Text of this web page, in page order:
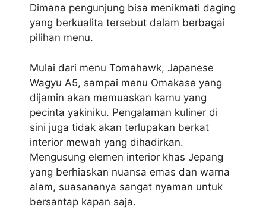
Dimana pengunjung bisa menikmati daging
yang berkualita tersebut dalam berbagai
pilihan menu.
Mulai dari menu Tomahawk, Japanese
Wagyu A5, sampai menu Omakase yang
dijamin akan memuaskan kamu yang
pecinta yakiniku. Pengalaman kuliner di
sini juga tidak akan terlupakan berkat
interior mewah yang dihadirkan.
Mengusung elemen interior khas Jepang
yang berhiaskan nuansa emas dan warna
alam, suasananya sangat nyaman untuk
bersantap kapan saja.